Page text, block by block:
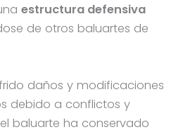
estructura defensiva
de otros baluartes de
daños y modificaciones
debido a conflictos y
baluarte ha conservado